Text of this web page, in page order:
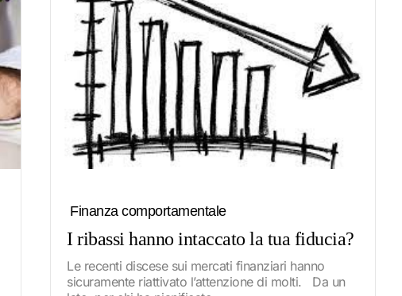
Finanza comportamentale
I ribassi hanno intaccato la tua fiducia?
Le recenti discese sui mercati finanziari hanno
sicuramente riattivato l’attenzione di molti. Da un